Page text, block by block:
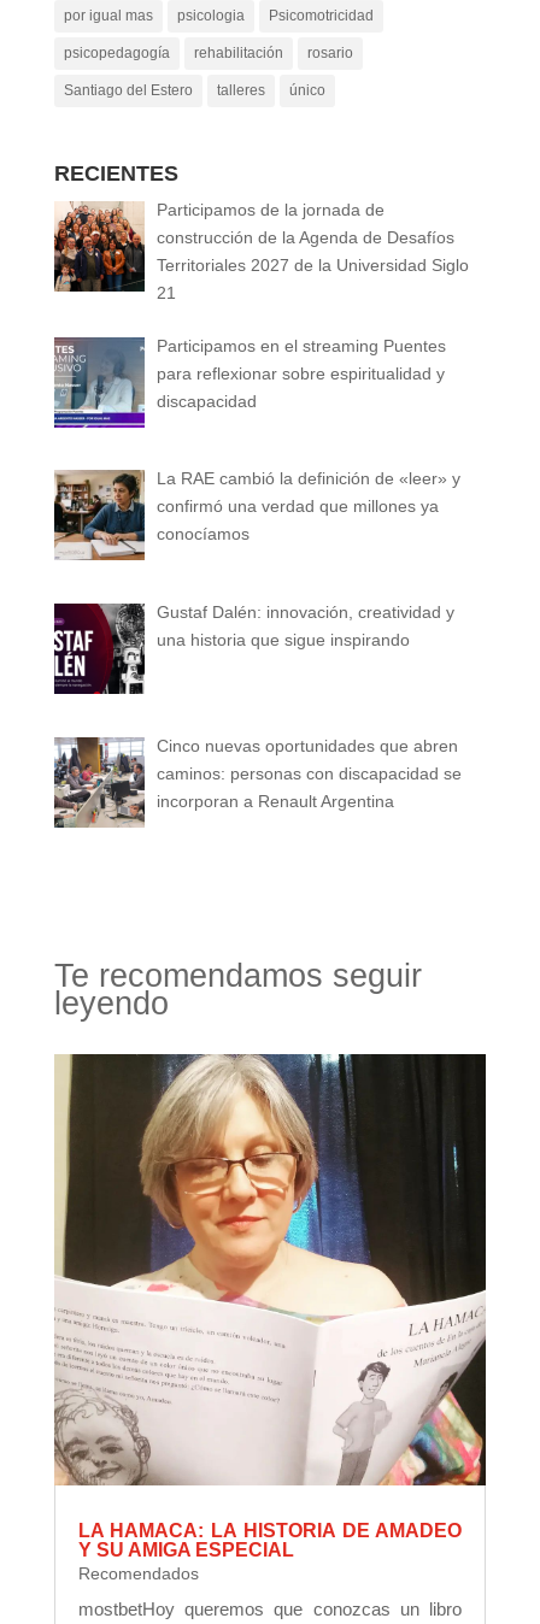
por igual mas psicologia Psicomotricidad
psicopedagogía rehabilitación rosario
Santiago del Estero talleres único
RECIENTES
Participamos de la jornada de
construcción de la Agenda de Desafíos
Territoriales 2027 de la Universidad Siglo
21
Participamos en el streaming Puentes
para reflexionar sobre espiritualidad y
discapacidad
La RAE cambió la definición de «leer» y
confirmó una verdad que millones ya
conocíamos
Gustaf Dalén: innovación, creatividad y
una historia que sigue inspirando
Cinco nuevas oportunidades que abren
caminos: personas con discapacidad se
incorporan a Renault Argentina
Te recomendamos seguir
leyendo
LA HAMACA: LA HISTORIA DE AMADEO
Y SU AMIGA ESPECIAL
Recomendados
mostbetHoy queremos que conozcas un libro